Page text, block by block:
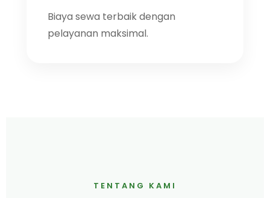
Biaya sewa terbaik dengan
pelayanan maksimal.
TENTANG KAMI